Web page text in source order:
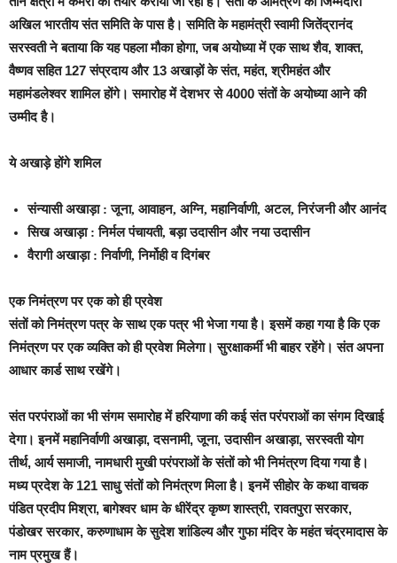
अखिल भारतीय संत समिति के पास है। समिति के महामंत्री स्वामी जितेंद्रानंद
सरस्वती ने बताया कि यह पहला मौका होगा, जब अयोध्या में एक साथ शैव, शाक्त,
वैष्णव सहित 127 संप्रदाय और 13 अखाड़ों के संत, महंत, श्रीमहंत और
महामंडलेश्वर शामिल होंगे। समारोह में देशभर से 4000 संतों के अयोध्या आने की
उम्मीद है।
ये अखाड़े होंगे शमिल
संन्यासी अखाड़ा : जूना, आवाहन, अग्नि, महानिर्वाणी, अटल, निरंजनी और आनंद
सिख अखाड़ा : निर्मल पंचायती, बड़ा उदासीन और नया उदासीन
वैरागी अखाड़ा : निर्वाणी, निर्मोही व दिगंबर
एक निमंत्रण पर एक को ही प्रवेश
संतों को निमंत्रण पत्र के साथ एक पत्र भी भेजा गया है। इसमें कहा गया है कि एक
निमंत्रण पर एक व्यक्ति को ही प्रवेश मिलेगा। सुरक्षाकर्मी भी बाहर रहेंगे। संत अपना
आधार कार्ड साथ रखेंगे।
संत परपंराओं का भी संगम समारोह में हरियाणा की कई संत परंपराओं का संगम दिखाई
देगा। इनमें महानिर्वाणी अखाड़ा, दसनामी, जूना, उदासीन अखाड़ा, सरस्वती योग
तीर्थ, आर्य समाजी, नामधारी मुखी परंपराओं के संतों को भी निमंत्रण दिया गया है।
मध्य प्रदेश के 121 साधु संतों को निमंत्रण मिला है। इनमें सीहोर के कथा वाचक
पंडित प्रदीप मिश्रा, बागेश्वर धाम के धीरेंद्र कृष्ण शास्त्री, रावतपुरा सरकार,
पंडोखर सरकार, करुणाधाम के सुदेश शांडिल्य और गुफा मंदिर के महंत चंद्रमादास के
नाम प्रमुख हैं।